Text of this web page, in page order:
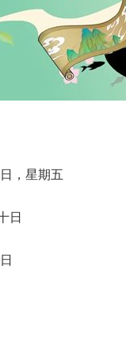
，星期五
日